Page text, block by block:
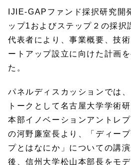
IJIE-GAPファンド採択研究開
ップ1およびステップ２の採択
代表者により、事業概要、技
ートアップ設立に向けた計画
た。
パネルディスカッションでは
トークとして名古屋大学学術
本部イノベーションアントレ
の河野廉室長より、「ディー
プとはなにか」についての講
後、信州大学松山本部長をモ